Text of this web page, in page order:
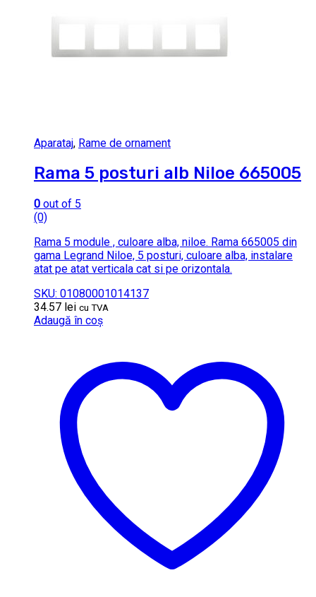
Aparataj, Rame de ornament
Rama 5 posturi alb Niloe 665005
0 out of 5
(0)
Rama 5 module , culoare alba, niloe. Rama 665005 din
gama Legrand Niloe, 5 posturi, culoare alba, instalare
atat pe atat verticala cat si pe orizontala.
SKU: 01080001014137
34.57 lei cu TVA
Adaugă în coș